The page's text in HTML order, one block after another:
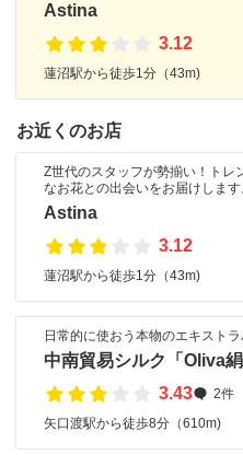
Astina
3.12
蓮沼駅から徒歩1分（43m)
お近くのお店
Z世代のスタッフが勢揃い！トレ
なお花との出会いをお届けします
Astina
3.12
蓮沼駅から徒歩1分（43m)
日常的に使おう本物のエキスト
中南貿易シルク「Oliva絹
3.43
2件
矢口渡駅から徒歩8分（610m)